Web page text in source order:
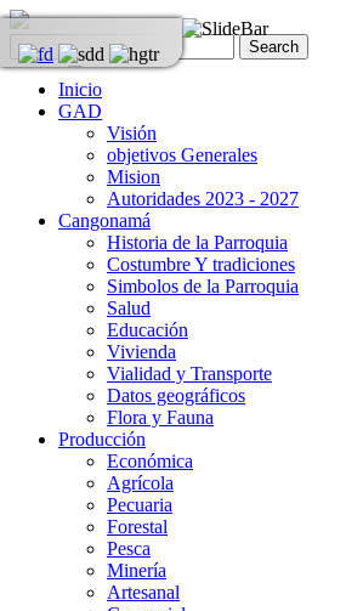
Inicio
GAD
Visión
objetivos Generales
Mision
Autoridades 2023 - 2027
Cangonamá
Historia de la Parroquia
Costumbre Y tradiciones
Simbolos de la Parroquia
Salud
Educación
Vivienda
Vialidad y Transporte
Datos geográficos
Flora y Fauna
Producción
Económica
Agrícola
Pecuaria
Forestal
Pesca
Minería
Artesanal